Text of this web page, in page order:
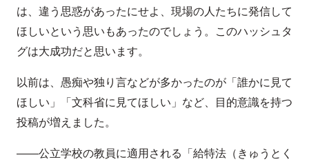
は、違う思惑があったにせよ、現場の人たちに発信して
ほしいという思いもあったのでしょう。このハッシュタ
グは大成功だと思います。
以前は、愚痴や独り言などが多かったのが「誰かに見て
ほしい」「文科省に見てほしい」など、目的意識を持つ
投稿が増えました。
――公立学校の教員に適用される「給特法（きゅうとく